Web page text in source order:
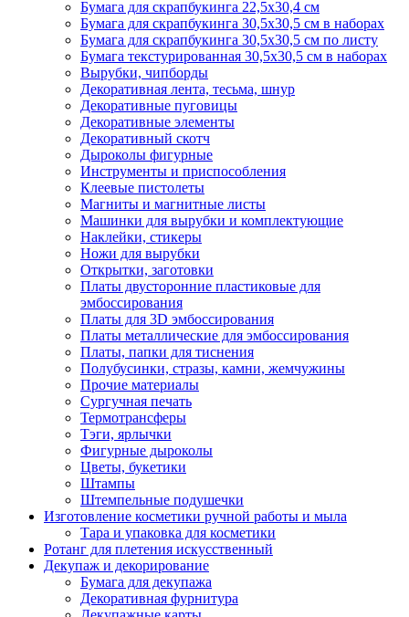
Бумага для скрапбукинга 22,5х30,4 см
Бумага для скрапбукинга 30,5х30,5 см в наборах
Бумага для скрапбукинга 30,5х30,5 см по листу
Бумага текстурированная 30,5х30,5 см в наборах
Вырубки, чипборды
Декоративная лента, тесьма, шнур
Декоративные пуговицы
Декоративные элементы
Декоративный скотч
Дыроколы фигурные
Инструменты и приспособления
Клеевые пистолеты
Магниты и магнитные листы
Машинки для вырубки и комплектующие
Наклейки, стикеры
Ножи для вырубки
Открытки, заготовки
Платы двусторонние пластиковые для
эмбоссирования
Платы для 3D эмбоссирования
Платы металлические для эмбоссирования
Платы, папки для тиснения
Полубусинки, стразы, камни, жемчужины
Прочие материалы
Сургучная печать
Термотрансферы
Тэги, ярлычки
Фигурные дыроколы
Цветы, букетики
Штампы
Штемпельные подушечки
Изготовление косметики ручной работы и мыла
Тара и упаковка для косметики
Ротанг для плетения искусственный
Декупаж и декорирование
Бумага для декупажа
Декоративная фурнитура